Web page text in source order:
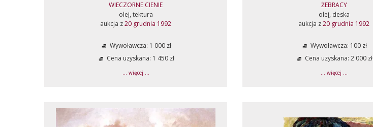
WIECZORNE CIENIE
olej, tektura
aukcja z20 grudnia 1992
Wywoławcza: 1 000 zł
Cena uzyskana: 1 450 zł
... więcej ...
ŻEBRACY
olej, deska
aukcja z20 grudnia 1992
Wywoławcza: 100 zł
Cena uzyskana: 2 000 zł
... więcej ...